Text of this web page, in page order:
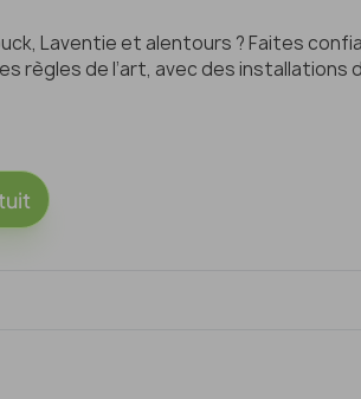
Laventie et alentours ? Faites
règles de l’art, avec des installations